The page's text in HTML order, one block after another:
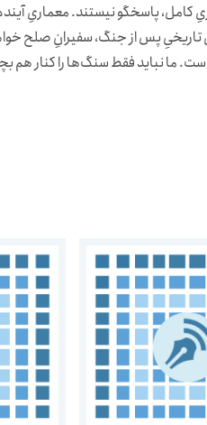
کامل، پاسخگو نیستند. معماریِ
تاریخیِ پس از جنگ، سفیرانِ صلح
ما نباید فقط سنگ‌ها را کنار هم